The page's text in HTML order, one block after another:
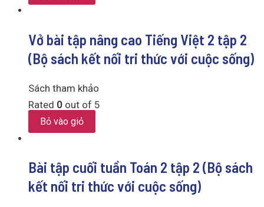
Vở bài tập nâng cao Tiếng Việt 2 tập 2
(Bộ sách kết nối tri thức với cuộc sống)
Sách tham khảo
Rated 0 out of 5
Bỏ vào giỏ
Bài tập cuối tuần Toán 2 tập 2 (Bộ sách
kết nối tri thức với cuộc sống)